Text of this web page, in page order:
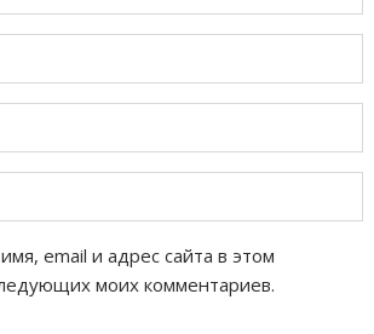
email и адрес сайта в этом
моих комментариев.